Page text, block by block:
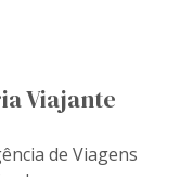
Viajante
de Viagens